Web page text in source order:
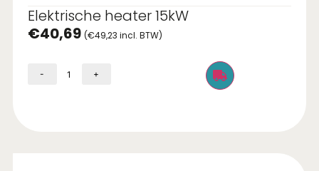
Elektrische heater 15kW
€40,69 (€49,23 incl. BTW)
- +